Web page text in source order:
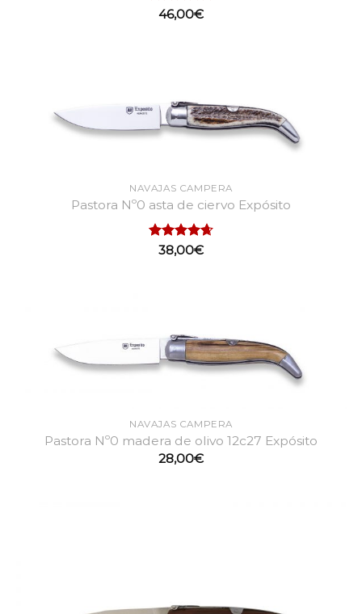
Valorado
46,00€
NAVAJAS CAMPERA
Pastora Nº0 asta de ciervo Expósito
Valorado
38,00€
NAVAJAS CAMPERA
Pastora Nº0 madera de olivo 12c27 Expósito
28,00€